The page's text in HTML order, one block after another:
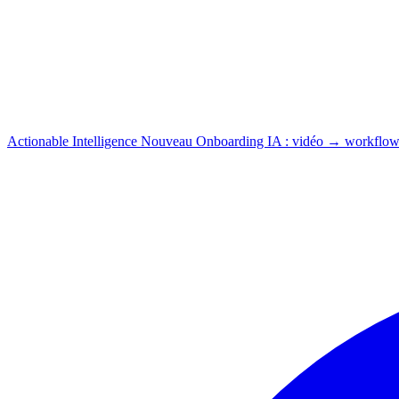
Actionable Intelligence Nouveau Onboarding IA : vidéo →